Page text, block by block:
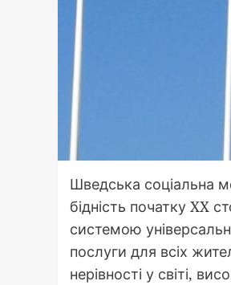
Шведська соціальна
бідність початку XX
системою
послуги для всіх
нерівності у світі,